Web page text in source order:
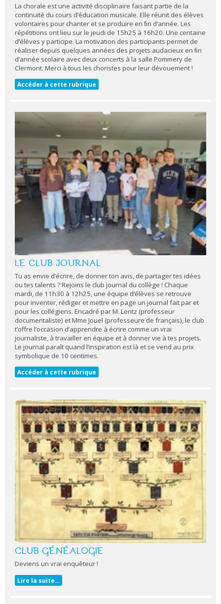
La chorale est une activité disciplinaire faisant partie de la
continuité du cours d’éducation musicale. Elle réunit des élèves
volontaires pour chanter et se produire en ﬁn d’année. Les
répétitions ont lieu sur le jeudi de 15h25 à 16h20. Une centaine
d’élèves y participe. La motivation des participants permet de
réaliser depuis quelques années des projets audacieux en ﬁn
d’année scolaire avec deux concerts à la salle Pommery de
Clermont. Merci à tous les choristes pour leur dévouement !
Accéder à cette rubrique
LE CLUB JOURNAL
Tu as envie d’écrire, de donner ton avis, de partager tes idées
ou tes talents ? Rejoins le club journal du collège ! Chaque
mardi, de 11h30 à 12h25, une équipe d’élèves se retrouve
pour inventer, rédiger et mettre en page un journal fait par et
pour les collégiens. Encadré par M. Lentz (professeur
documentaliste) et Mme Jouel (professeure de français), le club
t’offre l’occasion d’apprendre à écrire comme un vrai
journaliste, à travailler en équipe et à donner vie à tes projets.
Le journal paraît quand l’inspiration est là et se vend au prix
symbolique de 10 centimes.
Accéder à cette rubrique
CLUB GÉNÉALOGIE
Deviens un vrai enquêteur !
Lire la suite…